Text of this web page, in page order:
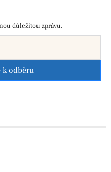
důležitou zprávu.
k odběru